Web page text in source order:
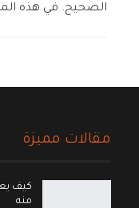
الصحيح. في هذه
مقالات مميزة
كيف
منه